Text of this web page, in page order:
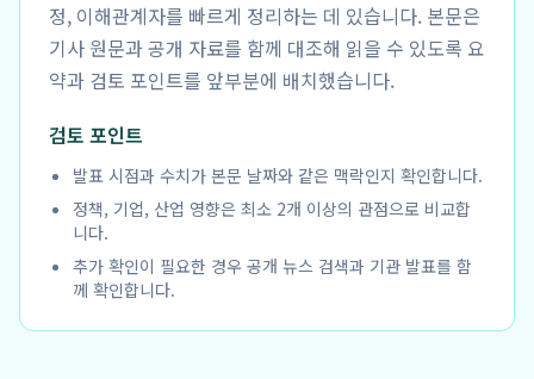
정, 이해관계자를 빠르게 정리하는 데 있습니다. 본문은
기사 원문과 공개 자료를 함께 대조해 읽을 수 있도록 요
약과 검토 포인트를 앞부분에 배치했습니다.
검토 포인트
발표 시점과 수치가 본문 날짜와 같은 맥락인지 확인합니다.
정책, 기업, 산업 영향은 최소 2개 이상의 관점으로 비교합
니다.
추가 확인이 필요한 경우 공개 뉴스 검색과 기관 발표를 함
께 확인합니다.